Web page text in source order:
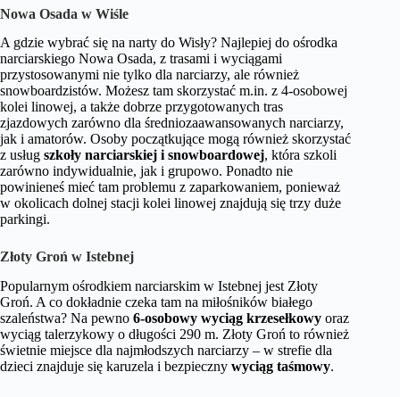
Nowa Osada w Wiśle
A gdzie wybrać się na narty do Wisły? Najlepiej do ośrodka
narciarskiego Nowa Osada, z trasami i wyciągami
przystosowanymi nie tylko dla narciarzy, ale również
snowboardzistów. Możesz tam skorzystać m.in. z 4-osobowej
kolei linowej, a także dobrze przygotowanych tras
zjazdowych zarówno dla średniozaawansowanych narciarzy,
jak i amatorów. Osoby początkujące mogą również skorzystać
z usług szkoły narciarskiej i snowboardowej, która szkoli
zarówno indywidualnie, jak i grupowo. Ponadto nie
powinieneś mieć tam problemu z zaparkowaniem, ponieważ
w okolicach dolnej stacji kolei linowej znajdują się trzy duże
parkingi.
Złoty Groń w Istebnej
Popularnym ośrodkiem narciarskim w Istebnej jest Złoty
Groń. A co dokładnie czeka tam na miłośników białego
szaleństwa? Na pewno 6-osobowy wyciąg krzesełkowy oraz
wyciąg talerzykowy o długości 290 m. Złoty Groń to również
świetnie miejsce dla najmłodszych narciarzy – w strefie dla
dzieci znajduje się karuzela i bezpieczny wyciąg taśmowy.